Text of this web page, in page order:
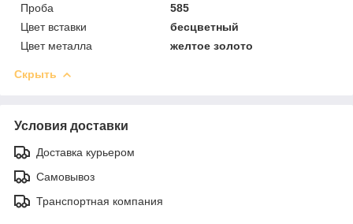
Проба
585
Цвет вставки
бесцветный
Цвет металла
желтое золото
Скрыть
Условия доставки
Доставка курьером
Самовывоз
Транспортная компания